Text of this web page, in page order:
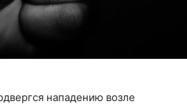
нападению возле